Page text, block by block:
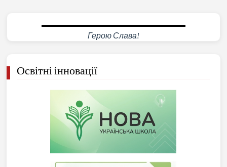
Герою Слава!
Освітні інновації